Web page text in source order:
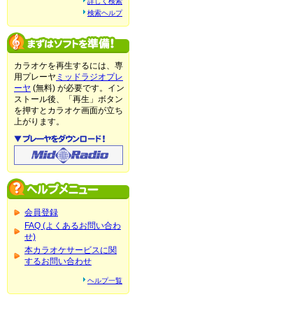
検索ヘルプ
カラオケを再生するには、専
用プレーヤ ミッドラジオプレ
ーヤ (無料) が必要です。イン
ストール後、「再生」ボタン
を押すとカラオケ画面が立ち
上がります。
会員登録
FAQ (よくあるお問い合わ
せ)
本カラオケサービスに関
するお問い合わせ
ヘルプ一覧